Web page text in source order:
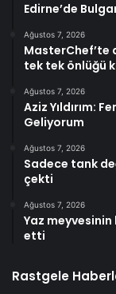
Edirne’de
Ağustos 7, 2026
MasterChef’te
tek tek önlüğü
Ağustos 7, 2026
Aziz Yıldırım:
Geliyorum
Ağustos 7, 2026
Sadece tank
çekti
Ağustos 7, 2026
Yaz
etti
Rastgele